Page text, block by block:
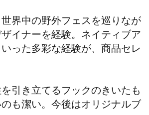
界中の野外フェスを巡りなが
イナーを経験。ネイティブア
った多彩な経験が、商品セレ
引き立てるフックのきいたも
も潔い。今後はオリジナルブ